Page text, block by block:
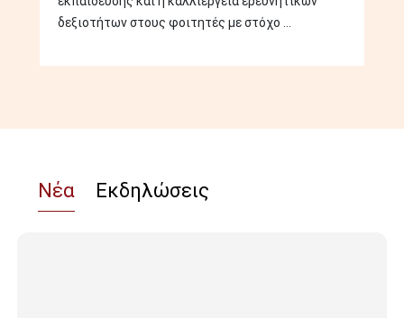
δεξιοτήτων στους φοιτητές με στόχο ...
Νέα Εκδηλώσεις